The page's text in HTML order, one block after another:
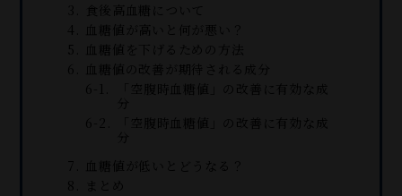
食後高血糖について
血糖値が高いと何が悪い？
血糖値を下げるための方法
血糖値の改善が期待される成分
「空腹時血糖値」の改善に有効な成
分
「空腹時血糖値」の改善に有効な成
分
血糖値が低いとどうなる？
まとめ